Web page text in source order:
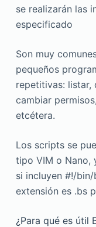
se realizarán las
especificado
Son muy
pequeños
repetitivas: listar,
cambiar
etcétera.
Los scripts se
tipo VIM o Nano,
si incluyen #!/bin/
extensión es .bs
¿Para qué es útil